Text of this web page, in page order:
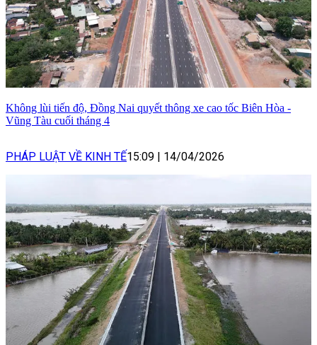
Không lùi tiến độ, Đồng Nai quyết thông xe cao tốc Biên Hòa -
Vũng Tàu cuối tháng 4
PHÁP LUẬT VỀ KINH TẾ15:09 | 14/04/2026